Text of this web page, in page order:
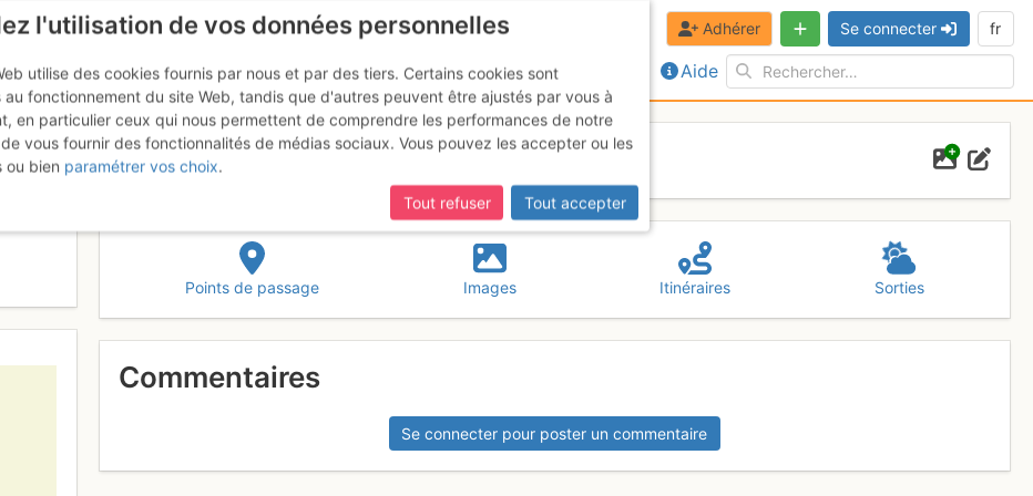
Aide
Adhérer Se connecter fr
Points de passage Images Itinéraires Sorties
Commentaires
Se connecter pour poster un commentaire
l'utilisation de vos données personnelles
utilise des cookies fournis par nous et par des tiers. Certains cookies sont
au fonctionnement du site Web, tandis que d'autres peuvent être ajustés par vous à
en particulier ceux qui nous permettent de comprendre les performances de notre
vous fournir des fonctionnalités de médias sociaux. Vous pouvez les accepter ou les
ou bien paramétrer vos choix.
Tout refuser
Tout accepter